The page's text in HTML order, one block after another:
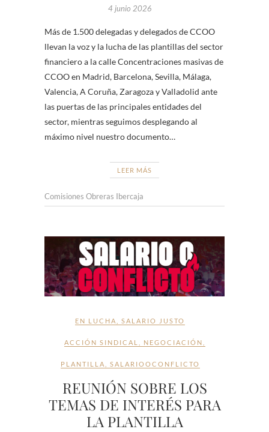
4 junio 2026
Más de 1.500 delegadas y delegados de CCOO
llevan la voz y la lucha de las plantillas del sector
financiero a la calle Concentraciones masivas de
CCOO en Madrid, Barcelona, Sevilla, Málaga,
Valencia, A Coruña, Zaragoza y Valladolid ante
las puertas de las principales entidades del
sector, mientras seguimos desplegando al
máximo nivel nuestro documento…
LEER MÁS
Comisiones Obreras Ibercaja
EN LUCHA SALARIO JUSTO
ACCIÓN SINDICAL NEGOCIACIÓN
PLANTILLA SALARIOOCONFLICTO
REUNIÓN SOBRE LOS
TEMAS DE INTERÉS PARA
LA PLANTILLA